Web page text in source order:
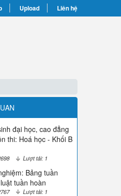
Upload Liên hệ
đại học, cao đẳng
thi: Hoá học - Khối B
Lượt tải: 1
Bảng tuần
tuần hoàn
Lượt tải: 1